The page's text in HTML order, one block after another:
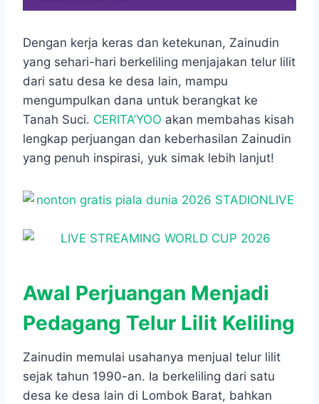
Dengan kerja keras dan ketekunan, Zainudin
yang sehari-hari berkeliling menjajakan telur lilit
dari satu desa ke desa lain, mampu
mengumpulkan dana untuk berangkat ke
Tanah Suci. CERITA’YOO akan membahas kisah
lengkap perjuangan dan keberhasilan Zainudin
yang penuh inspirasi, yuk simak lebih lanjut!
Awal Perjuangan Menjadi
Pedagang Telur Lilit Keliling
Zainudin memulai usahanya menjual telur lilit
sejak tahun 1990-an. Ia berkeliling dari satu
desa ke desa lain di Lombok Barat, bahkan